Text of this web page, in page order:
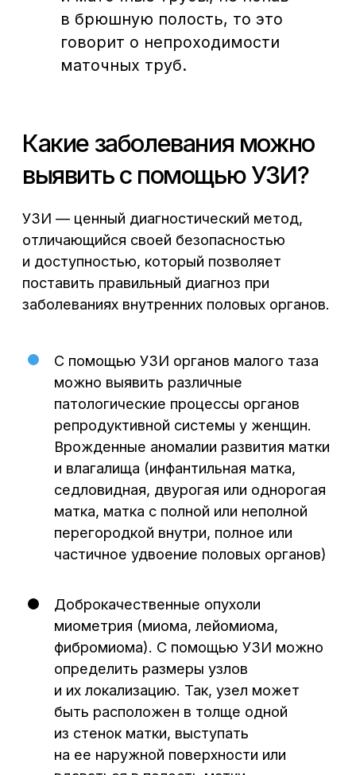
Воронеж, Средне-Московская, 29
Написать нам: info@cclinika.ru
Пн – Пт: 8:00 – 20:00
Сб – Вс: 8:00 – 17:00
+7 (473) 300-33-44
ИМЕЮТСЯ ПРОТИВОПОКАЗАНИЯ.
НЕОБХОДИМА КОНСУЛЬТАЦИЯ
СПЕЦИАЛИСТА
Материалы, размещенные на данном
и предназначены для образовательных
постановки диагноза себе или третьим
Лицензия клиники: Л041-01136-
36/00327806
ПОЛИТИКА КОНФИДЕНЦИАЛЬНОСТИ
ПОЛЬЗОВАТЕЛЬСКОЕ СОГЛАШЕНИЕ
© ООО «Центральная клиника», 2018–
© Создание сайта и продвижение –
SpaceMilk , 2019–2026